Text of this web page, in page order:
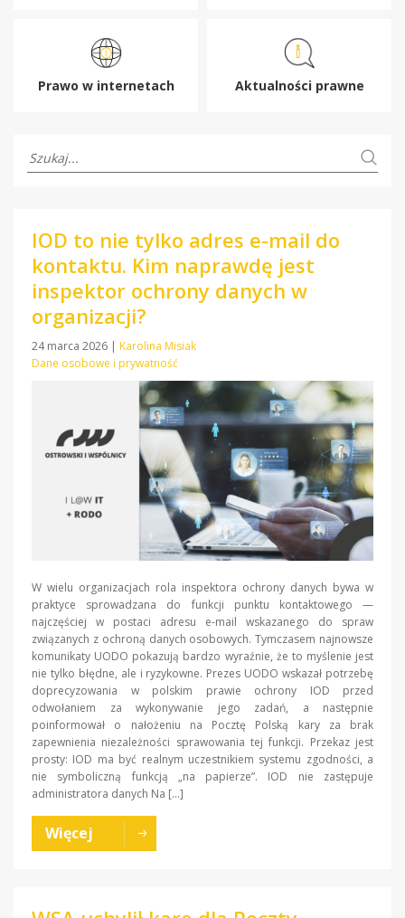
Prawo w internetach Aktualności prawne
IOD to nie tylko adres e-mail do
kontaktu. Kim naprawdę jest
inspektor ochrony danych w
organizacji?
24 marca 2026 | Karolina Misiak
Dane osobowe i prywatność
W wielu organizacjach rola inspektora ochrony danych bywa w
praktyce sprowadzana do funkcji punktu kontaktowego —
najczęściej w postaci adresu e-mail wskazanego do spraw
związanych z ochroną danych osobowych. Tymczasem najnowsze
komunikaty UODO pokazują bardzo wyraźnie, że to myślenie jest
nie tylko błędne, ale i ryzykowne. Prezes UODO wskazał potrzebę
doprecyzowania w polskim prawie ochrony IOD przed
odwołaniem za wykonywanie jego zadań, a następnie
poinformował o nałożeniu na Pocztę Polską kary za brak
zapewnienia niezależności sprawowania tej funkcji. Przekaz jest
prosty: IOD ma być realnym uczestnikiem systemu zgodności, a
nie symboliczną funkcją „na papierze”. IOD nie zastępuje
administratora danych Na […]
Więcej